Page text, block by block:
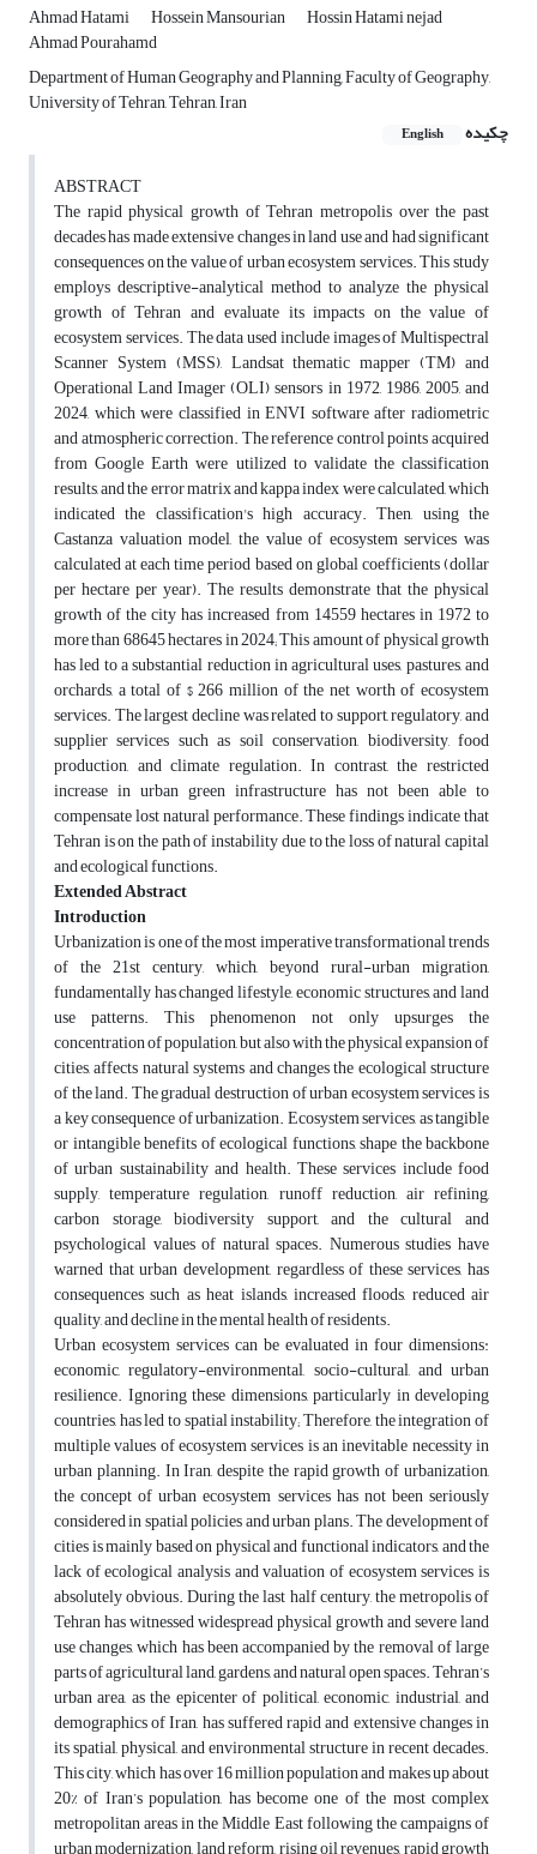
Ahmad Hatami Hossein Mansourian Hossin Hatami nejad
Ahmad Pourahamd
Department of Human Geography and Planning, Faculty of Geography,
University of Tehran, Tehran, Iran
چکیده
English
ABSTRACT
The rapid physical growth of Tehran metropolis over the past
decades has made extensive changes in land use and had significant
consequences on the value of urban ecosystem services. This study
employs descriptive-analytical method to analyze the physical
growth of Tehran and evaluate its impacts on the value of
ecosystem services. The data used include images of Multispectral
Scanner System (MSS), Landsat thematic mapper (TM) and
Operational Land Imager (OLI) sensors in 1972, 1986, 2005, and
2024, which were classified in ENVI software after radiometric
and atmospheric correction. The reference control points acquired
from Google Earth were utilized to validate the classification
results, and the error matrix and kappa index were calculated, which
indicated the classification's high accuracy. Then, using the
Castanza valuation model, the value of ecosystem services was
calculated at each time period based on global coefficients (dollar
per hectare per year). The results demonstrate that the physical
growth of the city has increased from 14559 hectares in 1972 to
more than 68645 hectares in 2024; This amount of physical growth
has led to a substantial reduction in agricultural uses, pastures, and
orchards, a total of $ 266 million of the net worth of ecosystem
services. The largest decline was related to support, regulatory, and
supplier services such as soil conservation, biodiversity, food
production, and climate regulation. In contrast, the restricted
increase in urban green infrastructure has not been able to
compensate lost natural performance. These findings indicate that
Tehran is on the path of instability due to the loss of natural capital
and ecological functions.
Extended Abstract
Introduction
Urbanization is one of the most imperative transformational trends
of the 21st century, which, beyond rural-urban migration,
fundamentally has changed lifestyle, economic structures, and land
use patterns. This phenomenon not only upsurges the
concentration of population, but also with the physical expansion of
cities, affects natural systems and changes the ecological structure
of the land. The gradual destruction of urban ecosystem services is
a key consequence of urbanization. Ecosystem services, as tangible
or intangible benefits of ecological functions, shape the backbone
of urban sustainability and health. These services include food
supply, temperature regulation, runoff reduction, air refining,
carbon storage, biodiversity support, and the cultural and
psychological values of natural spaces. Numerous studies have
warned that urban development, regardless of these services, has
consequences such as heat islands, increased floods, reduced air
quality, and decline in the mental health of residents.
Urban ecosystem services can be evaluated in four dimensions:
economic, regulatory-environmental, socio-cultural, and urban
resilience. Ignoring these dimensions, particularly in developing
countries, has led to spatial instability; Therefore, the integration of
multiple values of ecosystem services is an inevitable necessity in
urban planning. In Iran, despite the rapid growth of urbanization,
the concept of urban ecosystem services has not been seriously
considered in spatial policies and urban plans. The development of
cities is mainly based on physical and functional indicators, and the
lack of ecological analysis and valuation of ecosystem services is
absolutely obvious. During the last half century, the metropolis of
Tehran has witnessed widespread physical growth and severe land
use changes, which has been accompanied by the removal of large
parts of agricultural land, gardens, and natural open spaces. Tehran’s
urban area, as the epicenter of political, economic, industrial, and
demographics of Iran, has suffered rapid and extensive changes in
its spatial, physical, and environmental structure in recent decades.
This city, which has over 16 million population and makes up about
20% of Iran’s population, has become one of the most complex
metropolitan areas in the Middle East following the campaigns of